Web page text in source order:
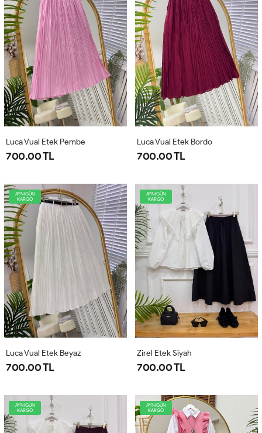
Luca Vual Etek Pembe
700.00 TL
Luca Vual Etek Bordo
700.00 TL
AYNIGÜN
KARGO
Luca Vual Etek Beyaz
700.00 TL
AYNIGÜN
KARGO
Zirel Etek Siyah
700.00 TL
AYNIGÜN
KARGO
AYNIGÜN
KARGO